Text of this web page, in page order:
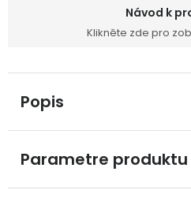
Návod k
Klikněte zde pro
Popis
Parametre produktu